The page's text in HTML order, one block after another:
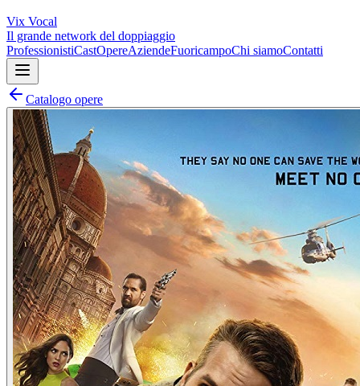
Vix Vocal
Il grande network del doppiaggio
ProfessionistiCastOpereAziendeFuoricampoChi siamoContatti
Catalogo opere